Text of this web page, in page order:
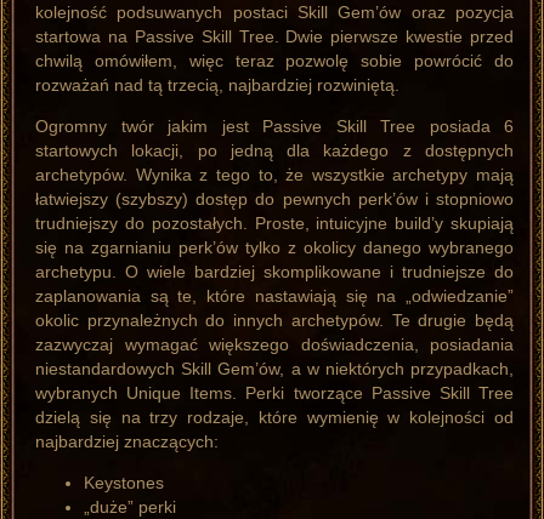
kolejność podsuwanych postaci Skill Gem’ów oraz pozycja
startowa na Passive Skill Tree. Dwie pierwsze kwestie przed
chwilą omówiłem, więc teraz pozwolę sobie powrócić do
rozważań nad tą trzecią, najbardziej rozwiniętą.
Ogromny twór jakim jest Passive Skill Tree posiada 6
startowych lokacji, po jedną dla każdego z dostępnych
archetypów. Wynika z tego to, że wszystkie archetypy mają
łatwiejszy (szybszy) dostęp do pewnych perk’ów i stopniowo
trudniejszy do pozostałych. Proste, intuicyjne build’y skupiają
się na zgarnianiu perk’ów tylko z okolicy danego wybranego
archetypu. O wiele bardziej skomplikowane i trudniejsze do
zaplanowania są te, które nastawiają się na „odwiedzanie”
okolic przynależnych do innych archetypów. Te drugie będą
zazwyczaj wymagać większego doświadczenia, posiadania
niestandardowych Skill Gem’ów, a w niektórych przypadkach,
wybranych Unique Items. Perki tworzące Passive Skill Tree
dzielą się na trzy rodzaje, które wymienię w kolejności od
najbardziej znaczących:
Keystones
„duże” perki